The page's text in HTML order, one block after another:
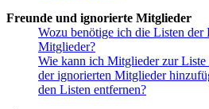
Freunde und ignorierte Mitglieder
Wozu benötige ich die Listen der
Mitglieder?
Wie kann ich Mitglieder zur Liste
der ignorierten Mitglieder
den Listen entfernen?